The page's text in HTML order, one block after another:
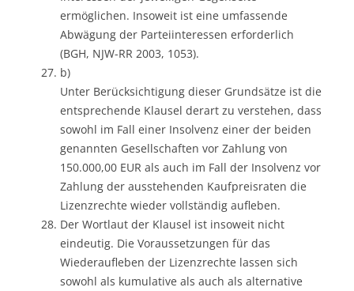
ermöglichen. Insoweit ist eine umfassende
Abwägung der Parteiinteressen erforderlich
(BGH, NJW-RR 2003, 1053).
b)
Unter Berücksichtigung dieser Grundsätze ist die
entsprechende Klausel derart zu verstehen, dass
sowohl im Fall einer Insolvenz einer der beiden
genannten Gesellschaften vor Zahlung von
150.000,00 EUR als auch im Fall der Insolvenz vor
Zahlung der ausstehenden Kaufpreisraten die
Lizenzrechte wieder vollständig aufleben.
Der Wortlaut der Klausel ist insoweit nicht
eindeutig. Die Voraussetzungen für das
Wiederaufleben der Lizenzrechte lassen sich
sowohl als kumulative als auch als alternative